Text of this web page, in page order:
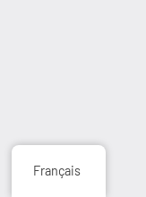
Français